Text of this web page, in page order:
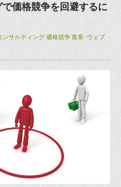
価格競争を回避するに
ンサルティング 価格競争 集客･ウェブ